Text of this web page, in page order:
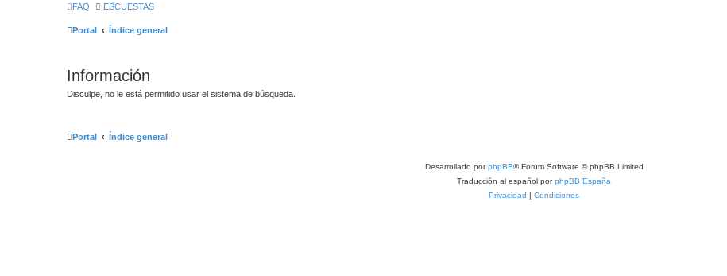
FAQ ESCUESTAS
Portal Índice general
Información
Disculpe, no le está permitido usar el sistema de búsqueda.
Portal Índice general
Desarrollado porphpBB® Forum Software © phpBB Limited
Traducción al español porphpBB España
Privacidad | Condiciones